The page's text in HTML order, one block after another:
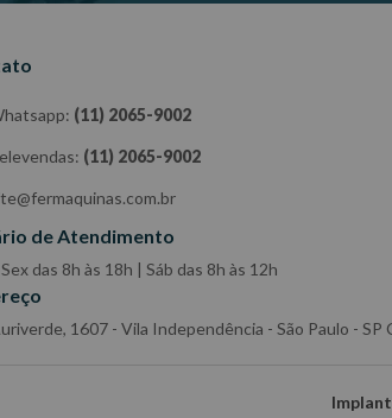
(11) 2065-9002
(11) 2065-9002
de Atendimento
das 8h às 18h | Sáb das 8h às 12h
1607 - Vila Independência - São Paulo - SP